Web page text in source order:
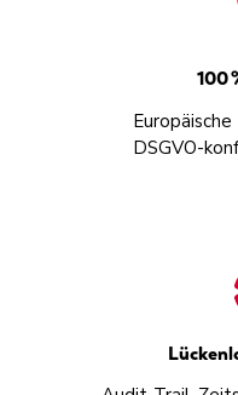
100
DSGVO-